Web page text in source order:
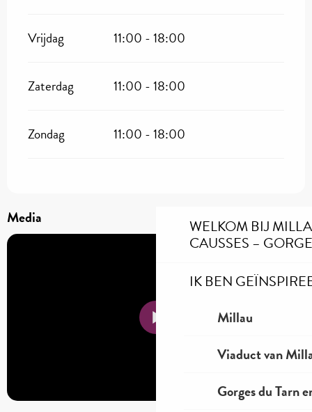
WELKOM BIJ
CAUSSES –
IK BEN
Millau
Viaduct van
Gorges du Tarn
Vrijdag 11:00 - 18:00
Zaterdag 11:00 - 18:00
Zondag 11:00 - 18:00
Media